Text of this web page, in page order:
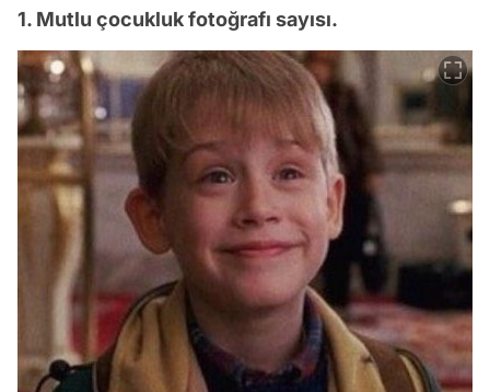
1. Mutlu çocukluk fotoğrafı sayısı.